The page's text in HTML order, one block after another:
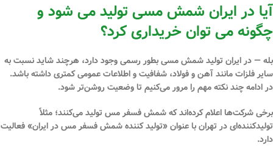
آیا در ایران شمش مسی تولید می شود و
چگونه می توان خریداری کرد؟
بله — در ایران تولید شمش مسیبطور رسمی وجود دارد، هرچند شاید نسبت به
سایر فلزات مانند آهن و فولاد، شفافیت و اطلاعات عمومی کمتری داشته باشد.
در ادامه چند نکته مهم را مرور می‌کنیم تا وضعیت روشن‌تر شود.
برخی شرکت‌ها اعلام کرده‌اند که شمش فسفر مس تولید می‌کنند؛ مثلاً
تولیدکننده‌ای در تهران با عنوان «تولید کننده شمش فسفر مس در ایران» فعالیت
دارد.